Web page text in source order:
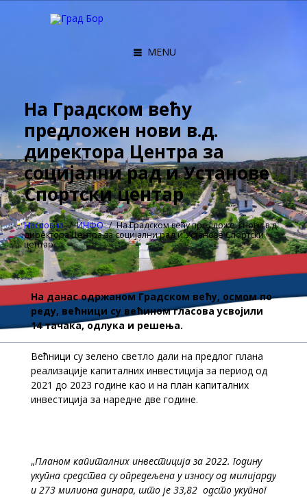
MENU
На Градском већу
предложен нови в.д.
директора Центра за
социјални рад и Установе
Спортски центар
Насловна ИНФО
На Градском већу предложен нови в.д.
директора Центра за социјални рад и Установе Спортски
центар
На данас одржаном Градском већу, осмом по
реду, већници су већином гласова усвојили
14 тачака, одлука и решења.
Већници су зелено светло дали на предлог планa
реализације капиталних инвестиција за период од
2021 до 2023 године као и на план капиталних
инвестиција за наредне две године.
„Планом капиталних инвестиција за 2022. годину
укупна средства су опредељена у износу од милијарду
и 273 милиона динара, што је 33,82 одсто укупног